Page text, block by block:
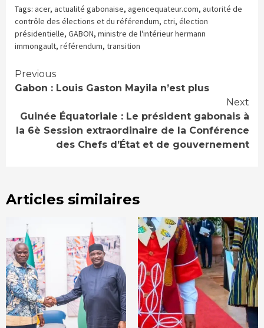
dans
une
nouvelle
fenêtre)
dans
une
nouvelle
fenêtre)
(ouvre
dans
une
nouvelle
fenêtre)
Tags: acer, actualité gabonaise, agencequateur.com, autorité de
contrôle des élections et du référendum, ctri, élection
présidentielle, GABON, ministre de l'intérieur hermann
immongault, référendum, transition
Continue
Previous
Gabon : Louis Gaston Mayila n’est plus
Next
Guinée Équatoriale : Le président gabonais à
la 6è Session extraordinaire de la Conférence
des Chefs d’État et de gouvernement
Articles similaires